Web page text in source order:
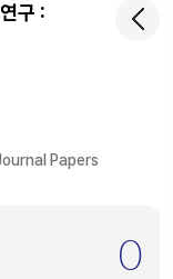
구 :
Papers
0